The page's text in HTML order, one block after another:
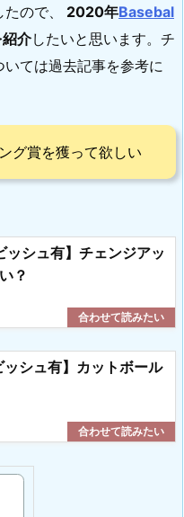
ので、
2020年Basebal
介したいと思います。チ
ては過去記事を参考に
グ賞を獲って欲しい
シュ有】チェンジアッ
？
シュ有】カットボール